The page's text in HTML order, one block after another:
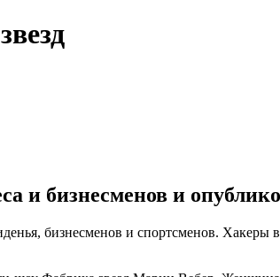
и бизнесменов и
бизнесменов и спортсменов. Хакеры